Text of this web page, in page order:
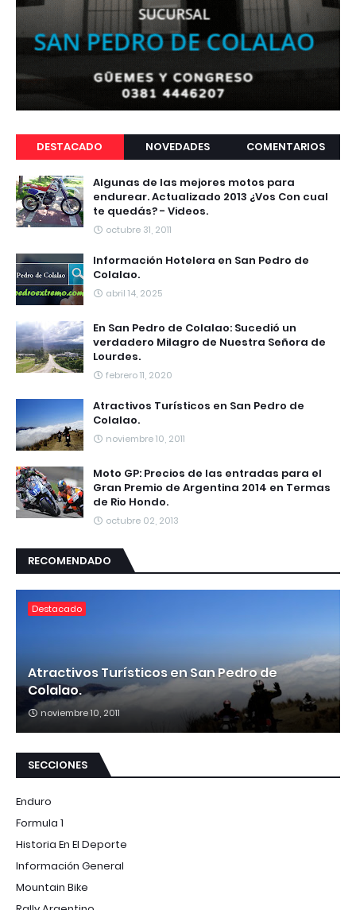
DESTACADO NOVEDADES COMENTARIOS
Algunas de las mejores motos para
endurear. Actualizado 2013 ¿Vos Con cual
te quedás? - Videos.
octubre 31, 2011
Información Hotelera en San Pedro de
Colalao.
abril 14, 2025
En San Pedro de Colalao: Sucedió un
verdadero Milagro de Nuestra Señora de
Lourdes.
febrero 11, 2020
Atractivos Turísticos en San Pedro de
Colalao.
noviembre 10, 2011
Moto GP: Precios de las entradas para el
Gran Premio de Argentina 2014 en Termas
de Rio Hondo.
octubre 02, 2013
RECOMENDADO
Destacado
Atractivos Turísticos en San Pedro de
Colalao.
noviembre 10, 2011
SECCIONES
Enduro
Formula 1
Historia En El Deporte
Información General
Mountain Bike